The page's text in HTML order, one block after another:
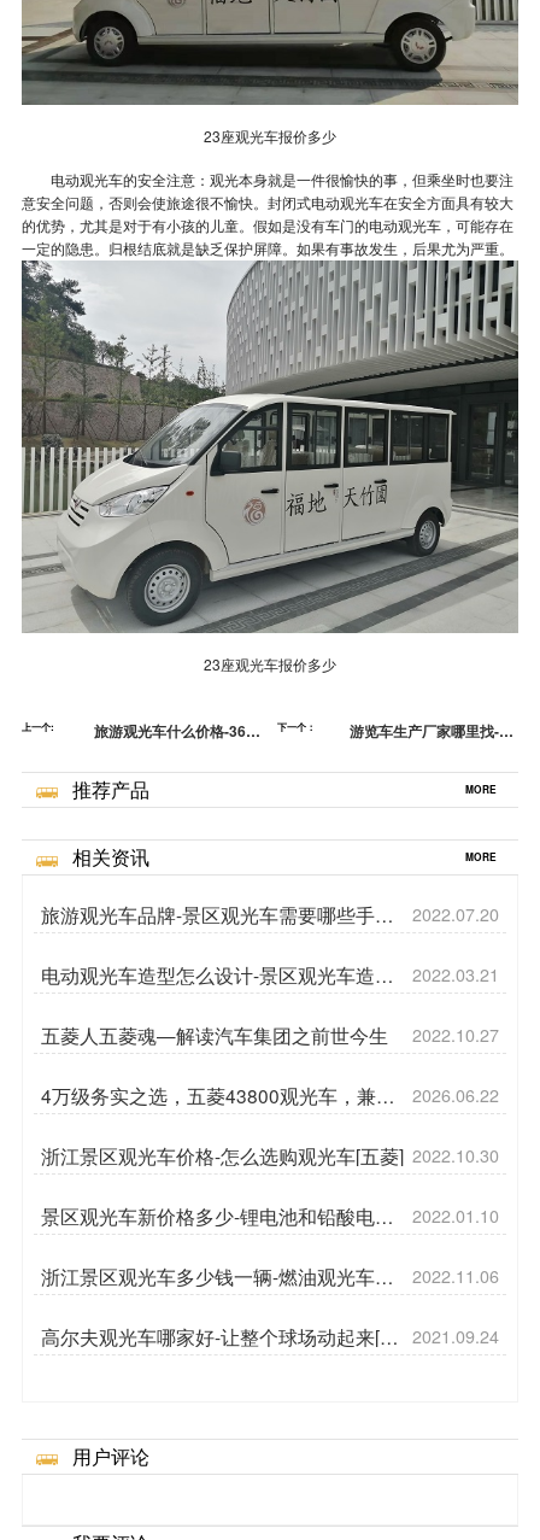
23座观光车报价多少
电动观光车的安全注意：观光本身就是一件很愉快的事，但乘坐时也要注
意安全问题，否则会使旅途很不愉快。封闭式电动观光车在安全方面具有较大
的优势，尤其是对于有小孩的儿童。假如是没有车门的电动观光车，可能存在
一定的隐患。归根结底就是缺乏保护屏障。如果有事故发生，后果尤为严重。
23座观光车报价多少
上一个:
旅游观光车什么价格-360
下一个：
游览车生产厂家哪里找-提
推荐产品 MORE
相关资讯 MORE
旅游观光车品牌-景区观光车需要哪些手续
[五菱]
2022.07.20
电动观光车造型怎么设计-景区观光车造型
[五菱]
2022.03.21
五菱人五菱魂—解读汽车集团之前世今生 2022.10.27
4万级务实之选，五菱43800观光车，兼顾
实用与性价比
2026.06.22
浙江景区观光车价格-怎么选购观光车[五菱] 2022.10.30
景区观光车新价格多少-锂电池和铅酸电池
[五菱]
2022.01.10
浙江景区观光车多少钱一辆-燃油观光车速
度[五菱]
2022.11.06
高尔夫观光车哪家好-让整个球场动起来[五
菱]
2021.09.24
用户评论